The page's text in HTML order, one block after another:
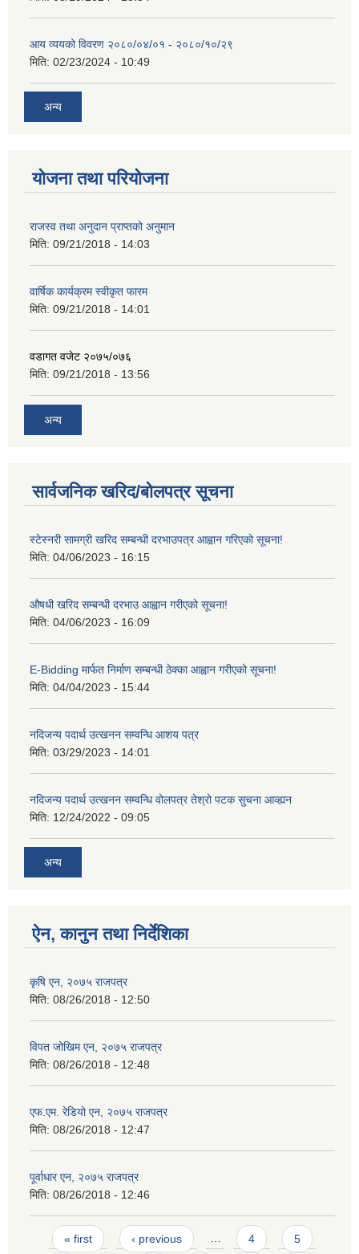
आय व्ययको विवरण २०८०/०४/०१ - २०८०/१०/२९
मिति: 02/23/2024 - 10:49
अन्य
योजना तथा परियोजना
राजस्व तथा अनुदान प्राप्तको अनुमान
मिति: 09/21/2018 - 14:03
वार्षिक कार्यक्रम स्वीकृत फारम
मिति: 09/21/2018 - 14:01
वडागत वजेट २०७५/०७६
मिति: 09/21/2018 - 13:56
अन्य
सार्वजनिक खरिद/बोलपत्र सूचना
स्टेस्नरी सामग्री खरिद सम्बन्धी दरभाउपत्र आह्वान गरिएको सूचना!
मिति: 04/06/2023 - 16:15
औषधी खरिद सम्बन्धी दरभाउ आह्वान गरीएको सूचना!
मिति: 04/06/2023 - 16:09
E-Bidding मार्फत निर्माण सम्बन्धी ठेक्का आह्वान गरीएको सूचना!
मिति: 04/04/2023 - 15:44
नदिजन्य पदार्थ उत्खनन सम्वन्धि आशय पत्र
मिति: 03/29/2023 - 14:01
नदिजन्य पदार्थ उत्खनन सम्वन्धि वोलपत्र तेश्रो पटक सुचना आव्ह्यन
मिति: 12/24/2022 - 09:05
अन्य
ऐन, कानुन तथा निर्देशिका
कृषि एन, २०७५ राजपत्र
मिति: 08/26/2018 - 12:50
विपत जोखिम एन, २०७५ राजपत्र
मिति: 08/26/2018 - 12:48
एफ.एम. रेडियो एन, २०७५ राजपत्र
मिति: 08/26/2018 - 12:47
पूर्वाधार एन, २०७५ राजपत्र
मिति: 08/26/2018 - 12:46
Pages
« first ‹ previous … 4 5